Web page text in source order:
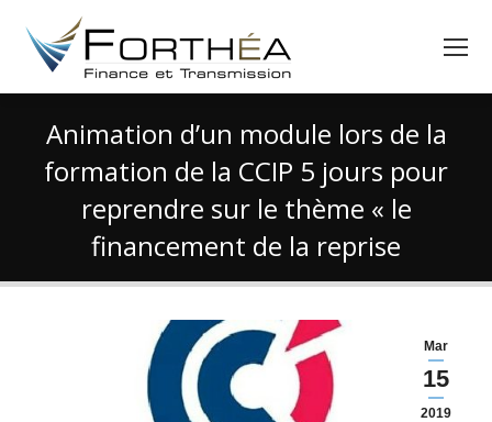
Animation d’un module lors de la
formation de la CCIP 5 jours pour
reprendre sur le thème « le
financement de la reprise
Vous êtes ici :
Mar
15
2019